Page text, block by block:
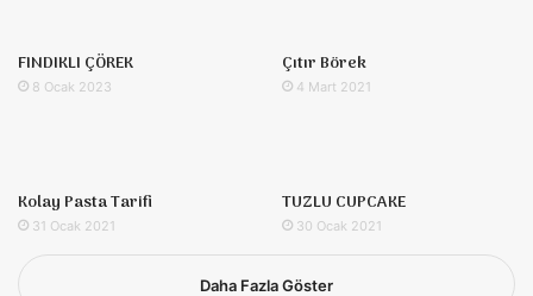
FINDIKLI ÇÖREK
8 Ocak 2023
Çıtır Börek
4 Mart 2021
Kolay Pasta Tarifi
31 Ocak 2021
TUZLU CUPCAKE
30 Ocak 2021
Daha Fazla Göster